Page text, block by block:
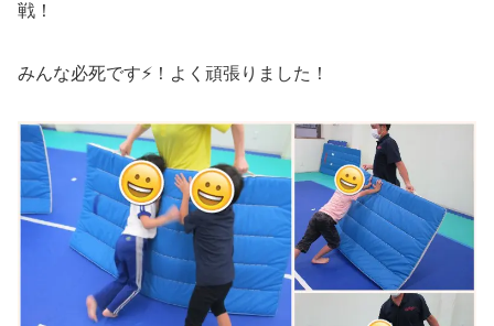
戦！
みんな必死です⚡！よく頑張りました！